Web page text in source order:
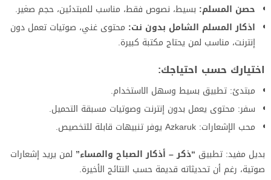
حصن المسلم: بسيط، نصوص فقط، مناسب للمبتدئين، حجم صغير.
اذكار المسلم الشامل بدون نت: محتوى غني، صوتيات تعمل دون
إنترنت، مناسب لمن يحتاج مكتبة كبيرة.
اختيارك حسب احتياجك:
مبتدئ: تطبيق بسيط وسهل الاستخدام.
سفر: محتوى يعمل بدون إنترنت وصوتيات مسبقة التحميل.
محب الإشعارات: Azkaruk يوفر تنبيهات قابلة للتخصيص.
بديل مفيد: تطبيق “ذكر – أذكار الصباح والمساء” لمن يريد إشعارات
صوتية، رغم أن تحديثاته قديمة حسب النتائج الأخيرة.